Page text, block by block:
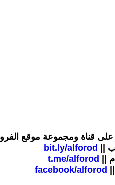
على قناة ومجموعة موقع
||
bit.ly/alforod
||
t.me/alforod
facebook/alforod